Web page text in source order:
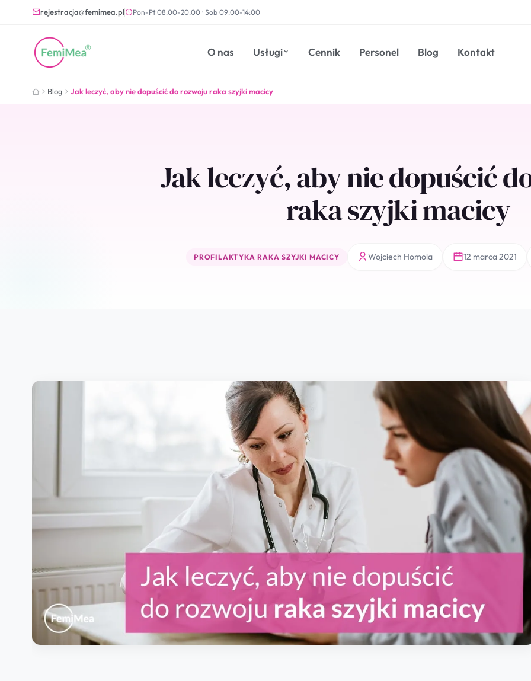
rejestracja@femimea.pl Pon-Pt 08:00-20:00 · Sob 09:00-14:00
O nas Usługi Cennik Personel Blog Kontakt
Blog Jak leczyć, aby nie dopuścić do rozwoju raka szyjki macicy
Jak leczyć, aby nie dopuścić
raka szyjki macicy
PROFILAKTYKA RAKA SZYJKI MACICY Wojciech Homola 12 marca 2021